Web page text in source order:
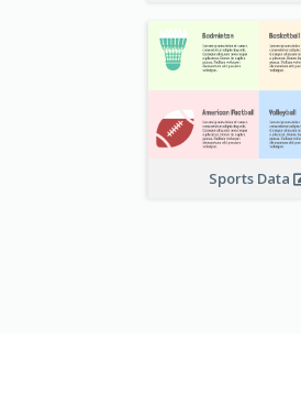
Sports Data